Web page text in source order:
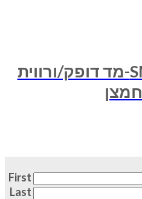
SMART N100-מד דופק/ורווית
חמצן
First
Last